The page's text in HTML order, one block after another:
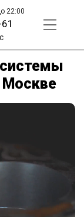
22:00
Москве